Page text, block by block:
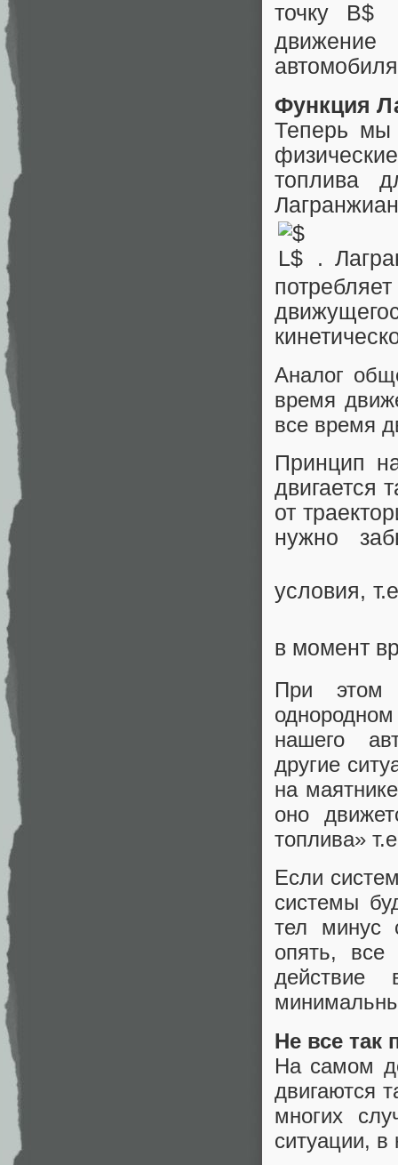
точку
Функция
Теперь мы
топлива
.
Аналог
время
все время
Принцип
двигается
от
нужно
условия,
в момент
При этом
нашего
другие
на
оно
топлива»
Если
системы
тел минус
опять, все
Не все так
На самом
двигаются
многих
ситуации,